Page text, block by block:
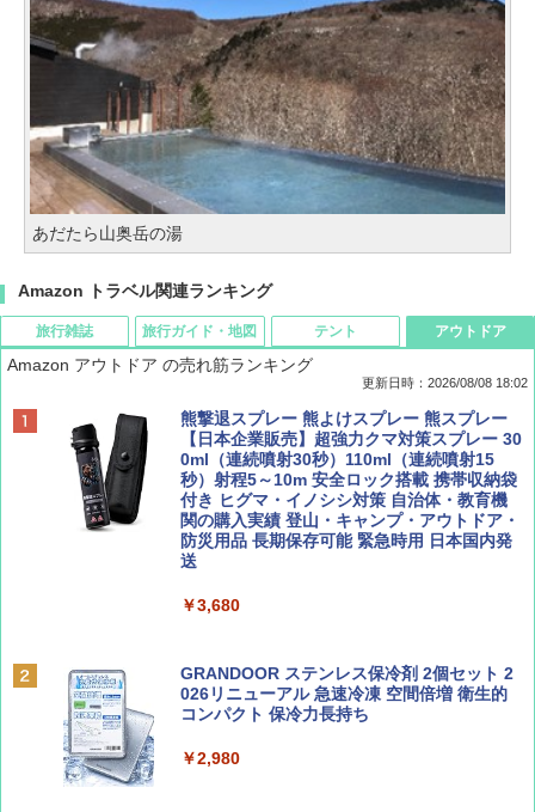
あだたら山奥岳の湯
Amazon トラベル関連ランキング
旅行雑誌
BE-PAL(ビ-パル) 2026年 9 月号【特別付録:
SOTO ミニマル"旅"財布 ランダム2種】
￥1,500
ディズニーファン ２０２６年 ９月号 [雑
山と溪谷 2026年8月号「南アルプス大全」
￥1,540
旅行ガイド・地図
D40 地球の歩き方 チェンマイ タイ北部の魅
力的な町 2026～2027 地球の歩き方D アジア
￥2,079
地球の歩き方 スター・ウォーズ
￥2,695
A09 地球の歩き方 イタリア 2026～2027 地
テント
[キャンパーズコレクション 山善] ポップアッ
プテント 傘みたいに広げて畳める パッとサ
ッとサンシェード キューブ フルクローズ メ
ッシュ 簡単設置 ワンタッチテント キャンプ
&ハイキング カーキ PATC-150(KH)
￥6,830
PYKES PEAK (パイクスピーク) 着替えテン
ーチ ピクニック ポップアップテント 携帯 簡
易 トイレテント (グレー)
アウトドア
Amazon アウトドア の売れ筋ランキング
更新日時：2026/08/08 18:02
熊撃退スプレー 熊よけスプレー 熊スプレー
【日本企業販売】超強力クマ対策スプレー 30
0ml（連続噴射30秒）110ml（連続噴射15
秒）射程5～10m 安全ロック搭載 携帯収納袋
付き ヒグマ・イノシシ対策 自治体・教育機
関の購入実績 登山・キャンプ・アウトドア・
防災用品 長期保存可能 緊急時用 日本国内発
送
￥3,680
GRANDOOR ステンレス保冷剤 2個セット 2
026リニューアル 急速冷凍 空間倍増 衛生的
コンパクト 保冷力長持ち
￥2,980